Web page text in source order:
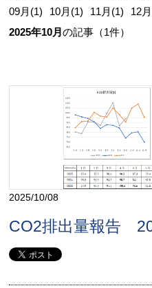
09月(1)
10月(1) 11月(1)
12
2025年10月の記事（1件）
2025/10/08
CO2排出量報告